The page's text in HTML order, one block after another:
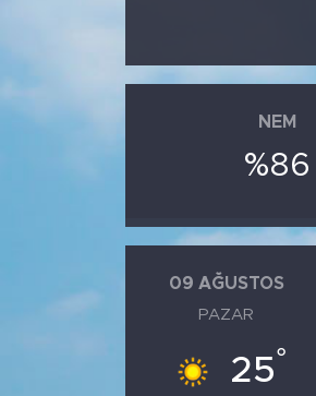
NEM
%86
09 AĞUSTOS
PAZAR
25°
KÜLTÜR SANAT